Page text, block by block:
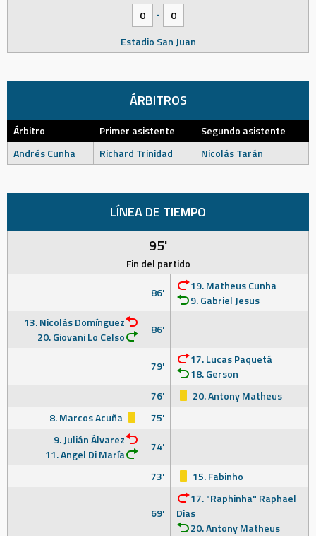
0
-
0
Estadio San Juan
ÁRBITROS
Árbitro Primer asistente
Segundo asistente
Andrés Cunha
Richard Trinidad Nicolás Tarán
LÍNEA DE TIEMPO
95'
Fin del partido
86'
19. Matheus Cunha
9. Gabriel Jesus
13. Nicolás Domínguez
20. Giovani Lo Celso
86'
79'
17. Lucas Paquetá
18. Gerson
76'
20. Antony Matheus
8. Marcos Acuña
75'
9. Julián Álvarez
11. Angel Di María
74'
73'
15. Fabinho
69'
17. "Raphinha" Raphael
Dias
20. Antony Matheus